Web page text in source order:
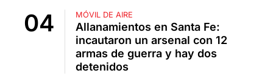
MÓVIL DE AIRE
Allanamientos en Santa Fe:
incautaron un arsenal con 12
armas de guerra y hay dos
detenidos